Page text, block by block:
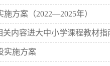
方案（2022—2025年）
内容进大中小学课程教材指
实施方案